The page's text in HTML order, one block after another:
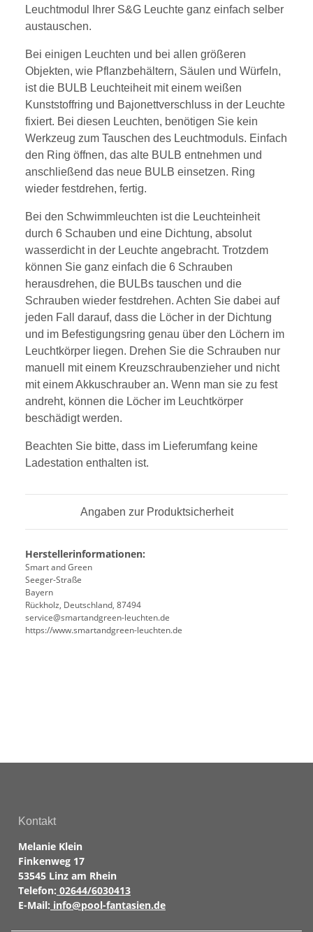
Leuchtmodul Ihrer S&G Leuchte ganz einfach selber
austauschen.
Bei einigen Leuchten und bei allen größeren
Objekten, wie Pflanzbehältern, Säulen und Würfeln,
ist die BULB Leuchteiheit mit einem weißen
Kunststoffring und Bajonettverschluss in der Leuchte
fixiert. Bei diesen Leuchten, benötigen Sie kein
Werkzeug zum Tauschen des Leuchtmoduls. Einfach
den Ring öffnen, das alte BULB entnehmen und
anschließend das neue BULB einsetzen. Ring
wieder festdrehen, fertig.
Bei den Schwimmleuchten ist die Leuchteinheit
durch 6 Schauben und eine Dichtung, absolut
wasserdicht in der Leuchte angebracht. Trotzdem
können Sie ganz einfach die 6 Schrauben
herausdrehen, die BULBs tauschen und die
Schrauben wieder festdrehen. Achten Sie dabei auf
jeden Fall darauf, dass die Löcher in der Dichtung
und im Befestigungsring genau über den Löchern im
Leuchtkörper liegen. Drehen Sie die Schrauben nur
manuell mit einem Kreuzschraubenzieher und nicht
mit einem Akkuschrauber an. Wenn man sie zu fest
andreht, können die Löcher im Leuchtkörper
beschädigt werden.
Beachten Sie bitte, dass im Lieferumfang keine
Ladestation enthalten ist.
Angaben zur Produktsicherheit
Herstellerinformationen:
Smart and Green
Seeger-Straße
Bayern
Rückholz, Deutschland, 87494
service@smartandgreen-leuchten.de
https://www.smartandgreen-leuchten.de
Kontakt
Melanie Klein
Finkenweg 17
53545 Linz am Rhein
Telefon: 02644/6030413
E-Mail: info@pool-fantasien.de